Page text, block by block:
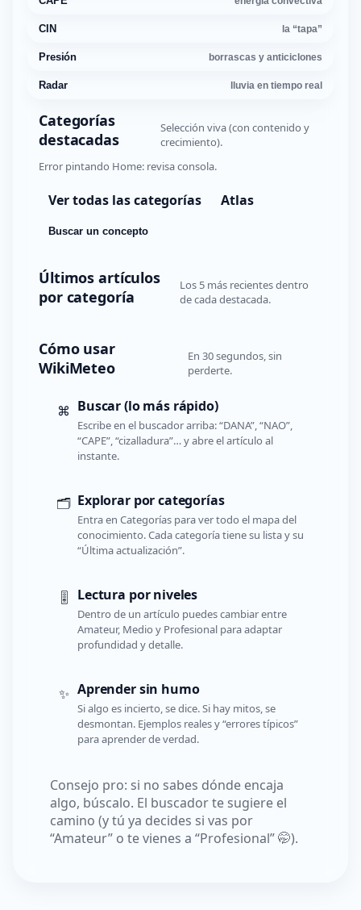
CIN la “tapa”
Presión borrascas y anticiclones
Radar lluvia en tiempo real
Categorías
destacadas
Selección viva (con contenido y
crecimiento).
Error pintando Home: revisa consola.
Ver todas las categorías Atlas
Buscar un concepto
Últimos artículos
por categoría
Los 5 más recientes dentro
de cada destacada.
Cómo usar
WikiMeteo
En 30 segundos, sin
perderte.
⌘ Buscar (lo más rápido)
Escribe en el buscador arriba: “DANA”, “NAO”,
“CAPE”, “cizalladura”… y abre el artículo al
instante.
🗂️ Explorar por categorías
Entra en Categorías para ver todo el mapa del
conocimiento. Cada categoría tiene su lista y su
“Última actualización”.
🎚️ Lectura por niveles
Dentro de un artículo puedes cambiar entre
Amateur, Medio y Profesional para adaptar
profundidad y detalle.
✨ Aprender sin humo
Si algo es incierto, se dice. Si hay mitos, se
desmontan. Ejemplos reales y “errores típicos”
para aprender de verdad.
Consejo pro: si no sabes dónde encaja
algo, búscalo. El buscador te sugiere el
camino (y tú ya decides si vas por
“Amateur” o te vienes a “Profesional” 🤭).